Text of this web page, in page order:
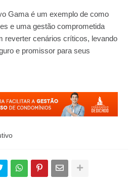
Gama é um exemplo de como
e uma gestão comprometida
reverter cenários críticos, levando
e promissor para seus